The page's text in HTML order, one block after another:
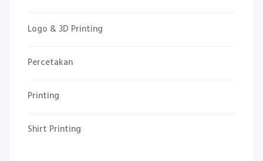
Logo & 3D Printing
Percetakan
Printing
Shirt Printing